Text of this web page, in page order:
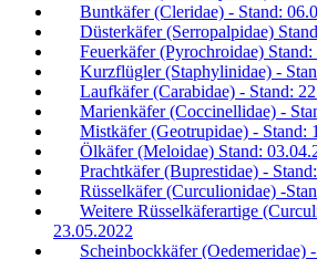
Buntkäfer (Cleridae) - Stand:
Düsterkäfer (Serropalpidae)
Feuerkäfer (Pyrochroidae)
Kurzflügler (Staphylinidae) -
Laufkäfer (Carabidae) - Stand:
Marienkäfer (Coccinellidae) -
Mistkäfer (Geotrupidae) - Stand:
Ölkäfer (Meloidae) Stand:
Prachtkäfer (Buprestidae) -
Rüsselkäfer (Curculionidae) -
Weitere Rüsselkäferartige
23.05.2022
Scheinbockkäfer (Oedemeridae)